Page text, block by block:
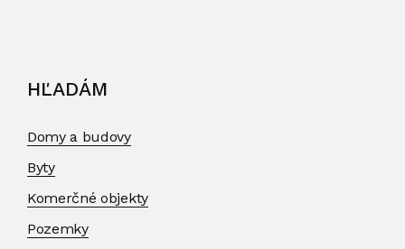
HĽADÁM
Domy a budovy
Byty
Komerčné objekty
Pozemky